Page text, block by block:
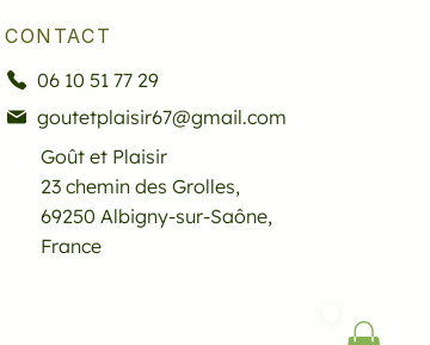
CONTACT
06 10 51 77 29
goutetplaisir67@gmail.com
Goût et Plaisir
23 chemin des Grolles,
69250 Albigny-sur-Saône,
France